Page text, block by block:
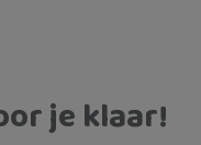
je klaar!